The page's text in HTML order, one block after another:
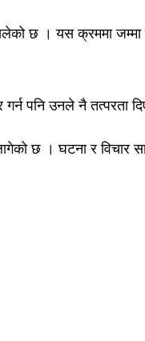
छ । यस क्रममा
पनि उनले नै तत्परता
छ । घटना र विचार